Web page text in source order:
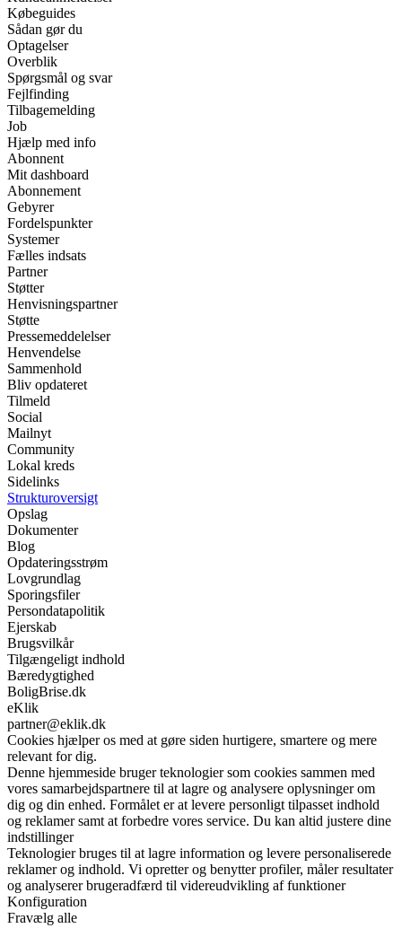
Købeguides
Sådan gør du
Optagelser
Overblik
Spørgsmål og svar
Fejlfinding
Tilbagemelding
Job
Hjælp med info
Abonnent
Mit dashboard
Abonnement
Gebyrer
Fordelspunkter
Systemer
Fælles indsats
Partner
Støtter
Henvisningspartner
Støtte
Pressemeddelelser
Henvendelse
Sammenhold
Bliv opdateret
Tilmeld
Social
Mailnyt
Community
Lokal kreds
Sidelinks
Strukturoversigt
Opslag
Dokumenter
Blog
Opdateringsstrøm
Lovgrundlag
Sporingsfiler
Persondatapolitik
Ejerskab
Brugsvilkår
Tilgængeligt indhold
Bæredygtighed
BoligBrise.dk
eKlik
partner@eklik.dk
Cookies hjælper os med at gøre siden hurtigere, smartere og mere
relevant for dig.
Denne hjemmeside bruger teknologier som cookies sammen med
vores samarbejdspartnere til at lagre og analysere oplysninger om
dig og din enhed. Formålet er at levere personligt tilpasset indhold
og reklamer samt at forbedre vores service. Du kan altid justere dine
indstillinger
Teknologier bruges til at lagre information og levere personaliserede
reklamer og indhold. Vi opretter og benytter profiler, måler resultater
og analyserer brugeradfærd til videreudvikling af funktioner
Konfiguration
Fravælg alle